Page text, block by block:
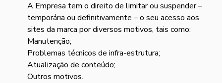
A Empresa tem o direito de limitar ou suspender –
temporária ou definitivamente – o seu acesso aos
sites da marca por diversos motivos, tais como:
Manutenção;
Problemas técnicos de infra-estrutura;
Atualização de conteúdo;
Outros motivos.